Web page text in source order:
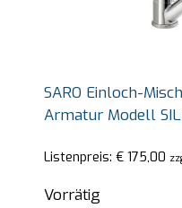
SARO Einloch-
Armatur Modell
Listenpreis: €175,00
Vorrätig